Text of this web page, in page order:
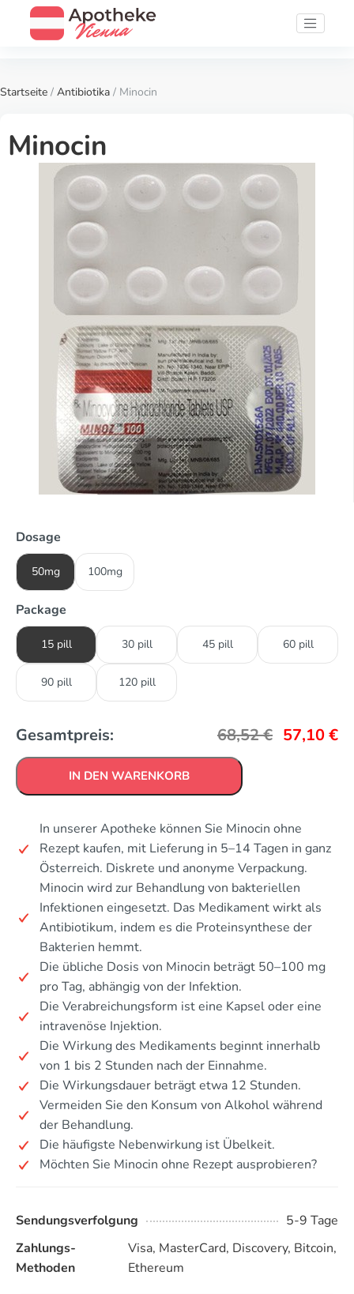
Startseite / Antibiotika / Minocin
Minocin
Dosage
50mg 100mg
Package
15 pill 30 pill 45 pill 60 pill
90 pill 120 pill
Gesamtpreis: 68,52€ 57,10€
IN DEN WARENKORB
In unserer Apotheke können Sie Minocin ohne
Rezept kaufen, mit Lieferung in 5–14 Tagen in ganz
Österreich. Diskrete und anonyme Verpackung.
Minocin wird zur Behandlung von bakteriellen
Infektionen eingesetzt. Das Medikament wirkt als
Antibiotikum, indem es die Proteinsynthese der
Bakterien hemmt.
Die übliche Dosis von Minocin beträgt 50–100 mg
pro Tag, abhängig von der Infektion.
Die Verabreichungsform ist eine Kapsel oder eine
intravenöse Injektion.
Die Wirkung des Medikaments beginnt innerhalb
von 1 bis 2 Stunden nach der Einnahme.
Die Wirkungsdauer beträgt etwa 12 Stunden.
Vermeiden Sie den Konsum von Alkohol während
der Behandlung.
Die häufigste Nebenwirkung ist Übelkeit.
Möchten Sie Minocin ohne Rezept ausprobieren?
Sendungsverfolgung
5-9 Tage
Zahlungs-
Methoden
Visa, MasterCard, Discovery, Bitcoin,
Ethereum